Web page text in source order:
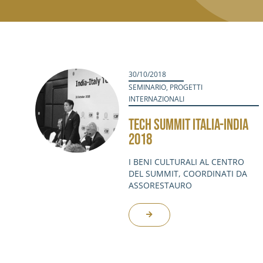
30/10/2018
SEMINARIO, PROGETTI
INTERNAZIONALI
TECH SUMMIT ITALIA-INDIA
2018
I BENI CULTURALI AL CENTRO
DEL SUMMIT, COORDINATI DA
ASSORESTAURO